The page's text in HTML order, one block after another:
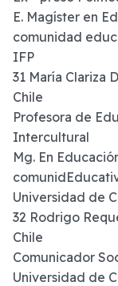
E. Magíster en
comunidad
IFP
31 María Clariza
Chile
Profesora de
Intercultural
Mg. En
Universidad de
32 Rodrigo
Chile
Comunicador
Universidad de